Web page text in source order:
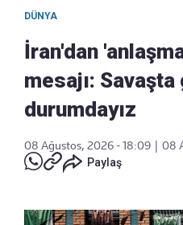
DÜNYA
İran'dan
mesajı: Savaşta
durumdayız
08 Ağustos, 2026 - 18:09
08
Paylaş